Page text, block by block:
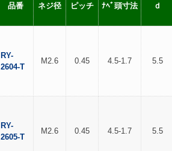
品番 ネジ径 ピッチ ﾅﾍﾞ頭寸法 ｄ
RY-
2604-T
M2.6 0.45 4.5-1.7 5.5
RY-
2605-T
M2.6 0.45 4.5-1.7 5.5